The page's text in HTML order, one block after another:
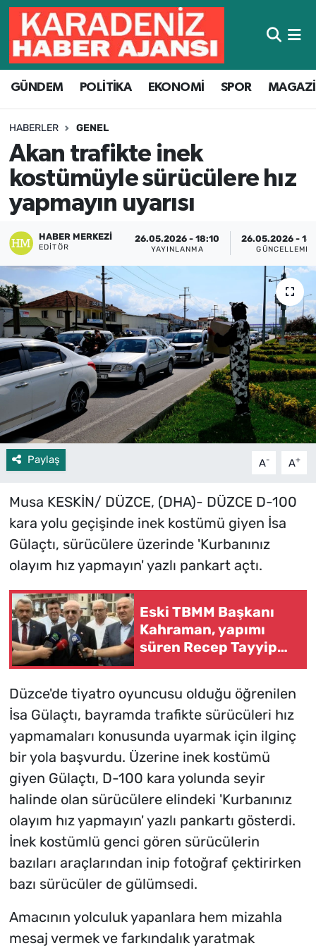
GÜNDEM POLİTİKA EKONOMİ SPOR
HABERLER GENEL
Akan trafikte inek
kostümüyle sürücülere hız
yapmayın uyarısı
HABER MERKEZI
EDITÖR
26.05.2026 - 18:10
YAYINLANMA
26.05.2026 -
GÜNCELLEME
Paylaş A- A+
Musa KESKİN/ DÜZCE, (DHA)- DÜZCE D-100
kara yolu geçişinde inek kostümü giyen İsa
Gülaçtı, sürücülere üzerinde 'Kurbanınız
olayım hız yapmayın' yazlı pankart açtı.
Eski TBMM Başkanı
Kahraman, yapımı
süren Recep Tayyip
Erdoğan Camii'nde
Düzce'de tiyatro oyuncusu olduğu öğrenilen
İsa Gülaçtı, bayramda trafikte sürücüleri hız
yapmamaları konusunda uyarmak için ilginç
bir yola başvurdu. Üzerine inek kostümü
giyen Gülaçtı, D-100 kara yolunda seyir
halinde olan sürücülere elindeki 'Kurbanınız
olayım hız yapmayın' yazlı pankartı gösterdi.
İnek kostümlü genci gören sürücülerin
bazıları araçlarından inip fotoğraf çektirirken
bazı sürücüler de gülümsedi.
Amacının yolculuk yapanlara hem mizahla
mesaj vermek ve farkındalık yaratmak
Hava Durumu
Trafik Durumu
Süper Lig Puan Durumu ve Fikstür
Tüm Manşetler
Son Dakika Haberleri
Haber Arşivi